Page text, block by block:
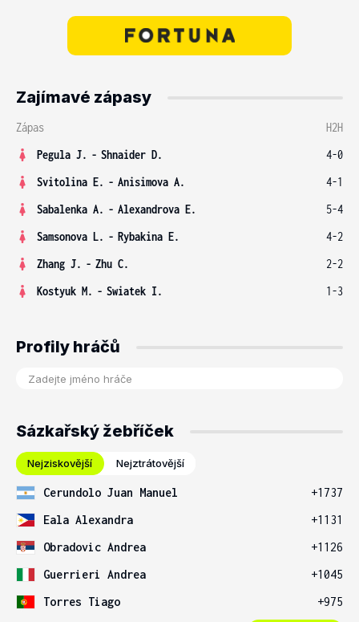
Zajímavé zápasy
Zápas
H2H
Pegula J. - Shnaider D.
4-0
Svitolina E. - Anisimova A.
4-1
Sabalenka A. - Alexandrova E.
5-4
Samsonova L. - Rybakina E.
4-2
Zhang J. - Zhu C.
2-2
Kostyuk M. - Swiatek I. 1-3
Profily hráčů
Sázkařský žebříček
Nejziskovější Nejztrátovější
Cerundolo Juan Manuel
+1737
Eala Alexandra
+1131
Obradovic Andrea
+1126
Guerrieri Andrea
+1045
Torres Tiago
+975